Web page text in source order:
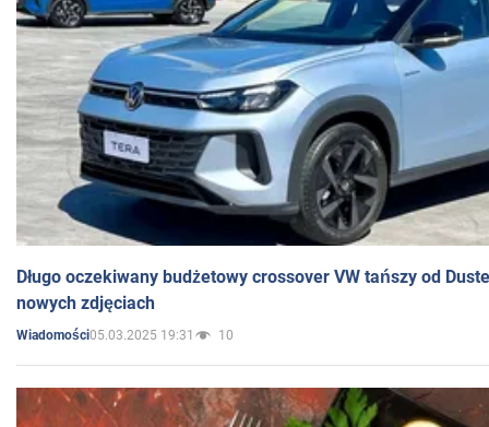
Długo oczekiwany budżetowy crossover VW tańszy od
nowych zdjęciach
Wiadomości05.03.2025 19:31 10